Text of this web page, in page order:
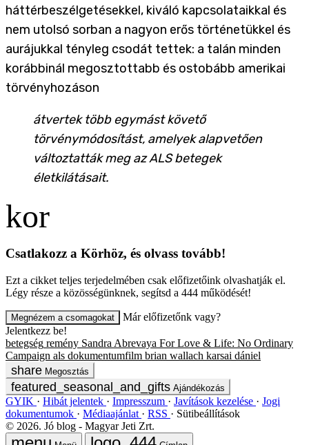
háttérbeszélgetésekkel, kiváló kapcsolataikkal és
nem utolsó sorban a nagyon erős történetükkel és
aurájukkal tényleg csodát tettek: a talán minden
korábbinál megosztottabb és ostobább amerikai
törvényhozáson
átvertek több egymást követő
törvénymódosítást, amelyek alapvetően
változtatták meg az ALS betegek
életkilátásait.
Csatlakozz a Körhöz, és olvass tovább!
Ezt a cikket teljes terjedelmében csak előfizetőink olvashatják el.
Légy része a közösségünknek, segítsd a 444 működését!
Megnézem a csomagokat
Már előfizetőnk vagy?
Jelentkezz be!
betegség remény Sandra Abrevaya For Love & Life: No Ordinary
Campaign als dokumentumfilm brian wallach karsai dániel
Megosztás
Ajándékozás
GYIK Hibát jelentek Impresszum Javítások kezelése
Jogi
dokumentumok
Médiaajánlat RSS
Sütibeállítások
© 2026. Jó blog - Magyar Jeti Zrt.